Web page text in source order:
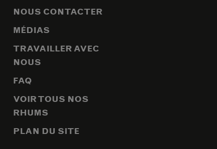
NOUS CONTACTER
MÉDIAS
TRAVAILLER AVEC
NOUS
FAQ
VOIR TOUS NOS
RHUMS
PLAN DU SITE